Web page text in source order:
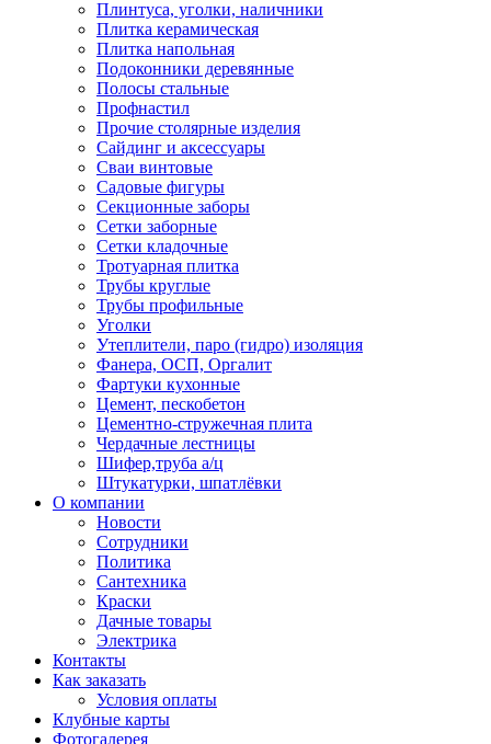
Плинтуса, уголки, наличники
Плитка керамическая
Плитка напольная
Подоконники деревянные
Полосы стальные
Профнастил
Прочие столярные изделия
Сайдинг и аксессуары
Сваи винтовые
Садовые фигуры
Секционные заборы
Сетки заборные
Сетки кладочные
Тротуарная плитка
Трубы круглые
Трубы профильные
Уголки
Утеплители, паро (гидро) изоляция
Фанера, ОСП, Оргалит
Фартуки кухонные
Цемент, пескобетон
Цементно-стружечная плита
Чердачные лестницы
Шифер,труба а/ц
Штукатурки, шпатлёвки
О компании
Новости
Сотрудники
Политика
Сантехника
Краски
Дачные товары
Электрика
Контакты
Как заказать
Условия оплаты
Клубные карты
Фотогалерея